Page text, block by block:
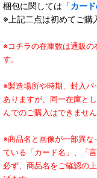
梱包に関しては「カー
※上記二点は初めてご購
※コチラの在庫数は通販の
す。
※製造場所や時期、封入
ありますが、同一在庫と
んでのご購入はできませ
※商品名と画像が一部異
ている「カード名」、「
必ず、商品名をご確認の